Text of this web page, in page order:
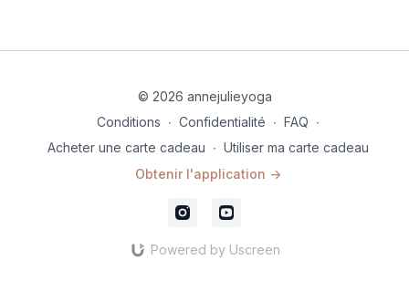
© 2026 annejulieyoga
Conditions ∙ Confidentialité ∙ FAQ ∙
Acheter une carte cadeau ∙ Utiliser ma carte cadeau
Obtenir l'application ->
Powered by Uscreen